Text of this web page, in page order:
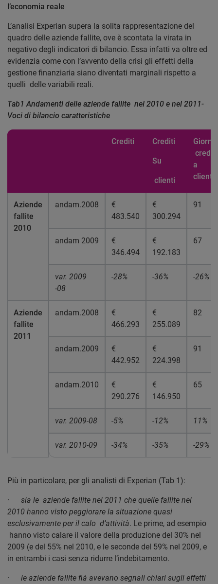
l’economia reale
L’analisi Experian supera la solita rappresentazione del
quadro delle aziende fallite, ove è scontata la virata in
negativo degli indicatori di bilancio. Essa infatti va oltre ed
evidenzia come con l’avvento della crisi gli effetti della
gestione finanziaria siano diventati marginali rispetto a
quelli delle variabili reali.
Tab1 Andamenti delle aziende fallite nel 2010 e nel 2011-
Voci di bilancio caratteristiche
Crediti Crediti
Su
clienti
Giorni
a
clienti
Aziende
fallite
2010
andam.2008
€
483.540
€
300.294
91
andam 2009
€
346.494
€
192.183
67
var. 2009
-08
-28% -36% -26%
Aziende
fallite
2011
andam.2008
€
466.293
€
255.089
82
andam.2009
€
442.952
€
224.398
91
andam.2010
€
290.276
€
146.950
65
var. 2009-08 -5% -12% 11%
var. 2010-09 -34% -35% -29%
Più in particolare, per gli analisti di Experian (Tab 1):
·
sia le aziende fallite nel 2011 che quelle fallite nel
2010 hanno visto peggiorare la situazione quasi
esclusivamente per il calo d’attività. Le prime, ad esempio
hanno visto calare il valore della produzione del 30% nel
2009 (e del 55% nel 2010, e le seconde del 59% nel 2009, e
in entrambi i casi senza ridurre l’indebitamento.
· le aziende fallite fià avevano segnali chiari sugli effetti